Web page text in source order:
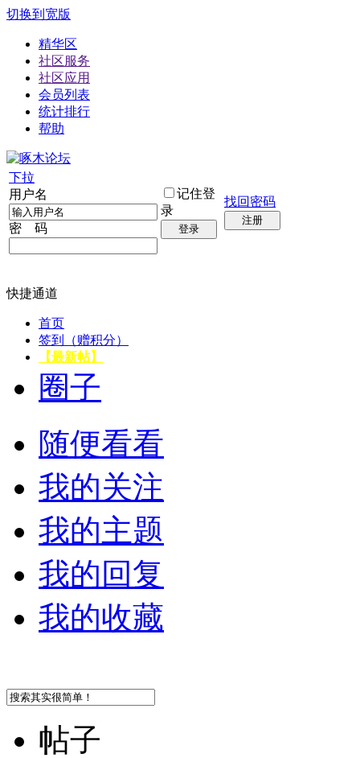
切换到宽版
精华区
社区服务
社区应用
会员列表
统计排行
帮助
下拉
用户名
密 码
记住登
录
登录
找回密码
注册
快捷通道
首页
签到（赠积分）
【最新帖】
圈子
随便看看
我的关注
我的主题
我的回复
我的收藏
帖子